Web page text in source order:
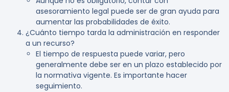
asesoramiento legal puede ser de gran ayuda para
aumentar las probabilidades de éxito.
¿Cuánto tiempo tarda la administración en responder
a un recurso?
El tiempo de respuesta puede variar, pero
generalmente debe ser en un plazo establecido por
la normativa vigente. Es importante hacer
seguimiento.